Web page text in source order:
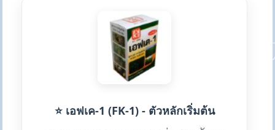
⭐ เอฟเค-1 (FK-1) - ตัวหลักเริ่มต้น